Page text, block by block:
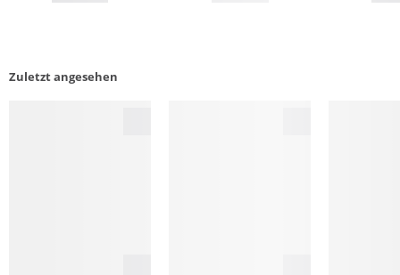
Zuletzt angesehen